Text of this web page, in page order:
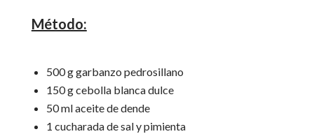
Método:
500 g garbanzo pedrosillano
150 g cebolla blanca dulce
50 ml aceite de dende
1 cucharada de sal y pimienta